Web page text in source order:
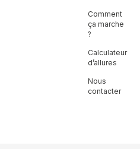
Comment
ça marche
?
Calculateur
d’allures
Nous
contacter